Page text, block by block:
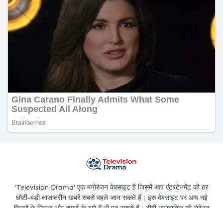
'Television Drama' एक मनोरंजन वेबसाइट है जिसमें आप एंटरटेनमेंट की हर
छोटी-बड़ी ताजातरीन खबरें सबसे पहले जान सकते हैं। इस वेबसाइट पर आप नई